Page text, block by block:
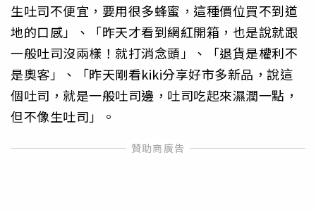
生吐司不便宜，要用很多蜂蜜，這種價位買不到道
地的口感」、「昨天才看到網紅開箱，也是說就跟
一般吐司沒兩樣！就打消念頭」、「退貨是權利不
是奧客」、「昨天剛看kiki分享好市多新品，說這
個吐司，就是一般吐司邊，吐司吃起來濕潤一點，
但不像生吐司」。